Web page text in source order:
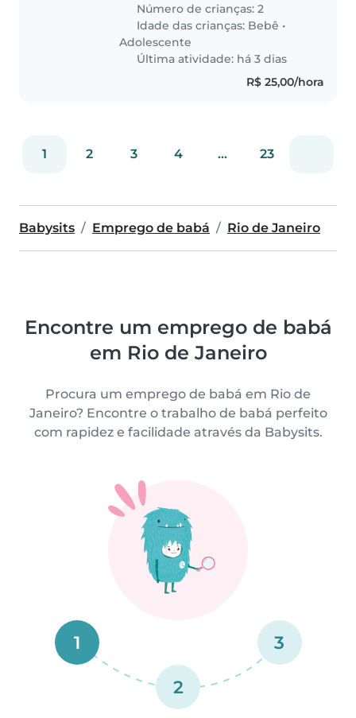
Número de crianças: 2
Idade das crianças: Bebê •
Adolescente
Última atividade: há 3 dias
R$ 25,00/hora
1 2 3 4 ... 23
Babysits Emprego de babá Rio de Janeiro
Encontre um emprego de babá
em Rio de Janeiro
Procura um emprego de babá em Rio de
Janeiro? Encontre o trabalho de babá perfeito
com rapidez e facilidade através da Babysits.
1
2
3